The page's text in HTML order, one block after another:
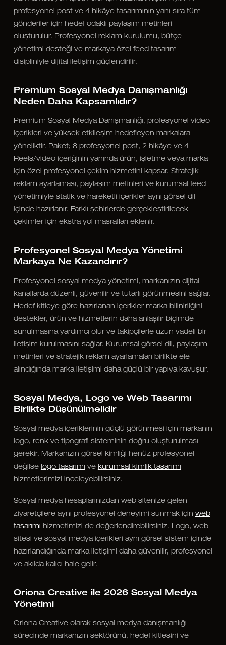
profesyonel post ve 4 hikâye tasarımının yanı sıra tüm
gönderiler için hedef odaklı paylaşım metinleri
oluşturulur. Profesyonel reklam kurulumu, bütçe
yönetimi desteği ve markaya özel feed tasarım
disipliniyle dijital iletişim güçlendirilir.
Premium Sosyal Medya Danışmanlığı
Neden Daha Kapsamlıdır?
Premium Sosyal Medya Danışmanlığı, profesyonel video
içerikleri ve yüksek etkileşim hedefleyen markalara
yöneliktir. Paket; 8 profesyonel post, 2 hikâye ve 4
Reels/video içeriğinin yanında ürün, işletme veya marka
için özel profesyonel çekim hizmetini kapsar. Stratejik
reklam ayarlaması, paylaşım metinleri ve kurumsal feed
yönetimiyle statik ve hareketli içerikler aynı görsel dil
içinde hazırlanır. Farklı şehirlerde gerçekleştirilecek
çekimler için ekstra yol masrafları eklenir.
Profesyonel Sosyal Medya Yönetimi
Markaya Ne Kazandırır?
Profesyonel sosyal medya yönetimi, markanızın dijital
kanallarda düzenli, güvenilir ve tutarlı görünmesini sağlar.
Hedef kitleye göre hazırlanan içerikler marka bilinirliğini
destekler, ürün ve hizmetlerin daha anlaşılır biçimde
sunulmasına yardımcı olur ve takipçilerle uzun vadeli bir
iletişim kurulmasını sağlar. Kurumsal görsel dil, paylaşım
metinleri ve stratejik reklam ayarlamaları birlikte ele
alındığında marka iletişimi daha güçlü bir yapıya kavuşur.
Sosyal Medya, Logo ve Web Tasarımı
Birlikte Düşünülmelidir
Sosyal medya içeriklerinin güçlü görünmesi için markanın
logo, renk ve tipografi sisteminin doğru oluşturulması
gerekir. Markanızın görsel kimliği henüz profesyonel
değilse logo tasarımı ve kurumsal kimlik tasarımı
hizmetlerimizi inceleyebilirsiniz.
Sosyal medya hesaplarınızdan web sitenize gelen
ziyaretçilere aynı profesyonel deneyimi sunmak için web
tasarımı hizmetimizi de değerlendirebilirsiniz. Logo, web
sitesi ve sosyal medya içerikleri aynı görsel sistem içinde
hazırlandığında marka iletişimi daha güvenilir, profesyonel
ve akılda kalıcı hale gelir.
Oriona Creative ile 2026 Sosyal Medya
Yönetimi
Oriona Creative olarak sosyal medya danışmanlığı
sürecinde markanızın sektörünü, hedef kitlesini ve